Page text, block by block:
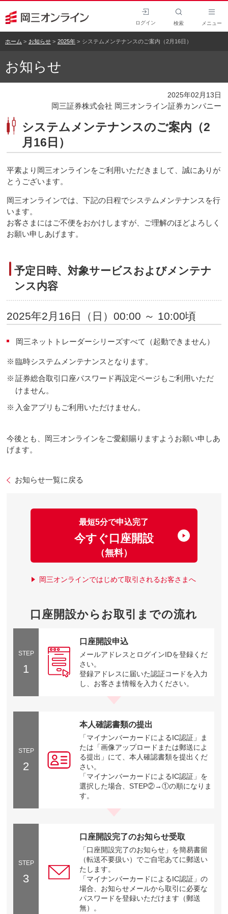
ログイン 検索 メニュー
ホーム お知らせ 2025年 システムメンテナンスのご案内（2月16日）
お知らせ
2025年02月13日
岡三証券株式会社 岡三オンライン証券カンパニー
システムメンテナンスのご案内（2
月16日）
平素より岡三オンラインをご利用いただきまして、誠にありが
とうございます。
岡三オンラインでは、下記の日程でシステムメンテナンスを行
います。
お客さまにはご不便をおかけしますが、ご理解のほどよろしく
お願い申しあげます。
予定日時、対象サービスおよびメンテナ
ンス内容
2025年2月16日（日）00:00 ～ 10:00頃
岡三ネットトレーダーシリーズすべて（起動できません）
※ 臨時システムメンテナンスとなります。
※ 証券総合取引口座パスワード再設定ページもご利用いただ
けません。
※ 入金アプリもご利用いただけません。
今後とも、岡三オンラインをご愛顧賜りますようお願い申しあ
げます。
お知らせ一覧に戻る
最短5分で申込完了
今すぐ口座開設
（無料）
岡三オンラインではじめて取引されるお客さまへ
口座開設からお取引までの流れ
STEP
1
口座開設申込
メールアドレスとログインIDを登録くだ
さい。
登録アドレスに届いた認証コードを入力
し、お客さま情報を入力ください。
STEP
2
本人確認書類の提出
「マイナンバーカードによるIC認証」ま
たは「画像アップロードまたは郵送によ
る提出」にて、本人確認書類を提出くだ
さい。
「マイナンバーカードによるIC認証」を
選択した場合、STEP②→①の順になりま
す。
STEP
3
口座開設完了のお知らせ受取
「口座開設完了のお知らせ」を簡易書留
（転送不要扱い）でご自宅あてに郵送い
たします。
「マイナンバーカードによるIC認証」の
場合、お知らせメールから取引に必要な
パスワードを登録いただけます（郵送
無）。